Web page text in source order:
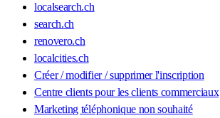
localsearch.ch
search.ch
renovero.ch
localcities.ch
Créer / modifier / supprimer l'inscription
Centre clients pour les clients commerciaux
Marketing téléphonique non souhaité